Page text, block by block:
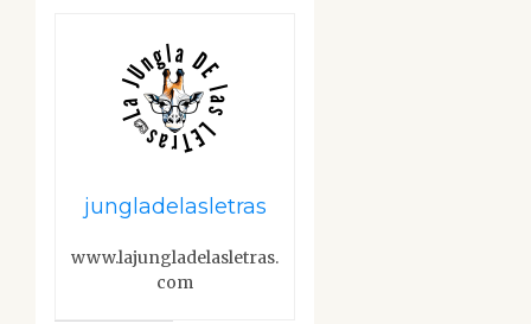
jungladelasletras
www.lajungladelasletras.
com